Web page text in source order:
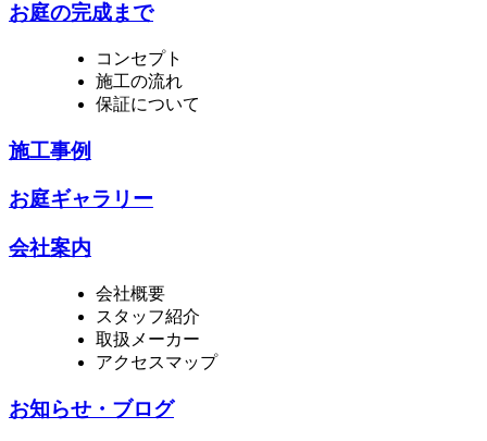
お庭の完成まで
コンセプト
施工の流れ
保証について
施工事例
お庭ギャラリー
会社案内
会社概要
スタッフ紹介
取扱メーカー
アクセスマップ
お知らせ・ブログ